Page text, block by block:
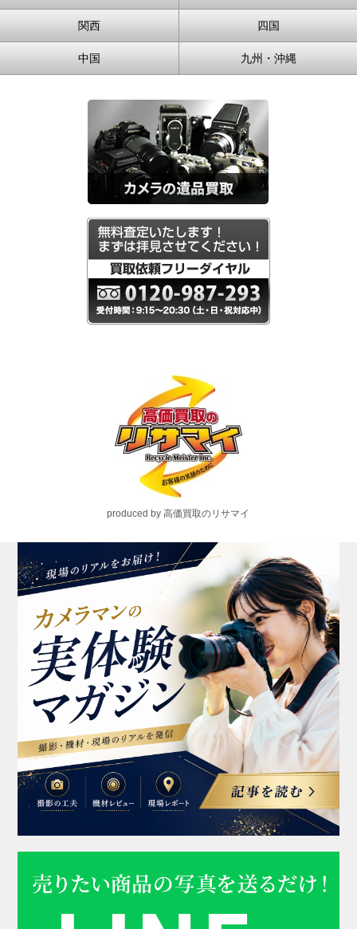
関西 四国
中国 九州・沖縄
produced by 高価買取のリサマイ